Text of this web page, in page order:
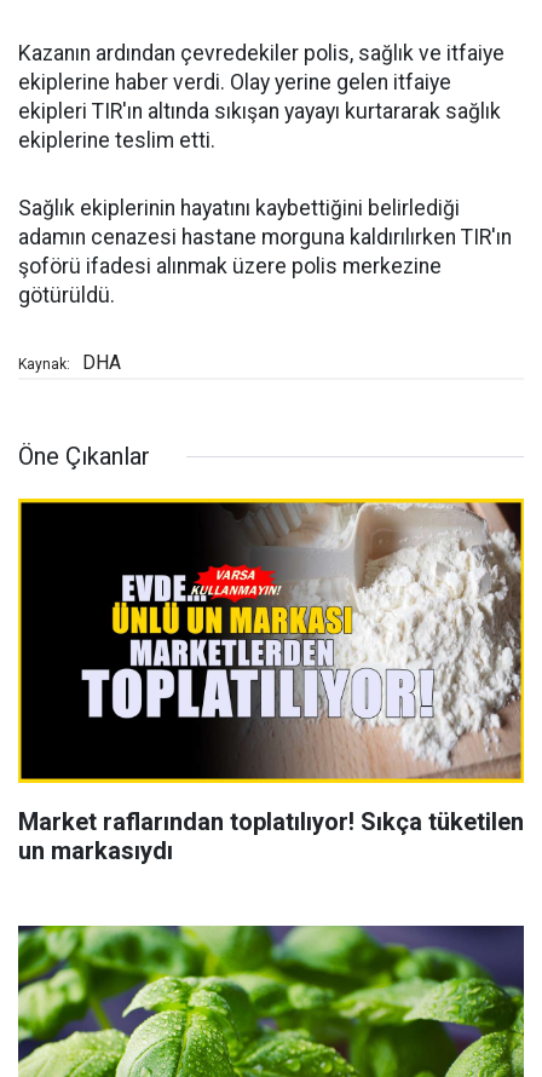
Kazanın ardından çevredekiler polis, sağlık ve itfaiye
ekiplerine haber verdi. Olay yerine gelen itfaiye
ekipleri TIR'ın altında sıkışan yayayı kurtararak sağlık
ekiplerine teslim etti.
Sağlık ekiplerinin hayatını kaybettiğini belirlediği
adamın cenazesi hastane morguna kaldırılırken TIR'ın
şoförü ifadesi alınmak üzere polis merkezine
götürüldü.
Kaynak: DHA
Öne Çıkanlar
Market raflarından toplatılıyor! Sıkça tüketilen
un markasıydı